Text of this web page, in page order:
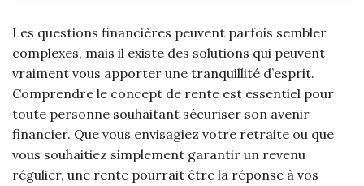
Les questions financières peuvent parfois sembler
complexes, mais il existe des solutions qui peuvent
vraiment vous apporter une tranquillité d’esprit.
Comprendre le concept de rente est essentiel pour
toute personne souhaitant sécuriser son avenir
financier. Que vous envisagiez votre retraite ou que
vous souhaitiez simplement garantir un revenu
régulier, une rente pourrait être la réponse à vos